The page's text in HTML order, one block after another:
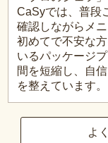
CaSyでは、普段
確認しながらメ
初めてで不安な
いるパッケージ
間を短縮し、自
を整えています。
よ